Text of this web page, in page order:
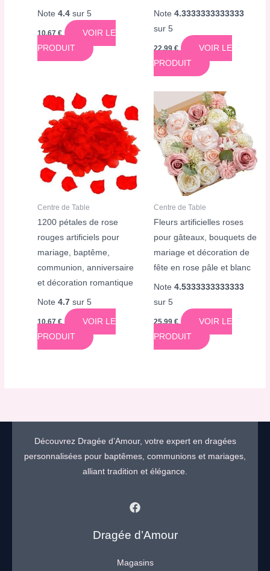
Note4.4 sur 5
10,67€
VOIR LE
PRODUIT
Note 4.3333333333333
sur 5
22,99€
VOIR LE
PRODUIT
Centre de Table
1200 pétales de rose
rouges artificiels pour
mariage, baptême,
communion, anniversaire
et décoration romantique
Note4.7 sur 5
10,67€
VOIR LE
PRODUIT
Centre de Table
Fleurs artificielles roses
pour gâteaux, bouquets de
mariage et décoration de
fête en rose pâle et blanc
Note 4.5333333333333
sur 5
25,99€
VOIR LE
PRODUIT
Découvrez Dragée d’Amour, votre expert en dragées
personnalisées pour baptêmes, communions et mariages,
alliant tradition et élégance.
Dragée d’Amour
Magasins